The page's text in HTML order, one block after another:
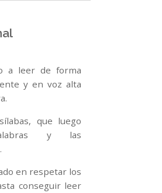
a leer de forma
y en voz alta
que luego
y las
en respetar los
conseguir leer